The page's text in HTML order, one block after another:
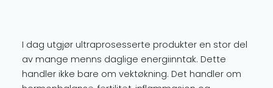
I dag utgjør ultraprosesserte produkter en stor del
av mange menns daglige energiinntak. Dette
handler ikke bare om vektøkning. Det handler om